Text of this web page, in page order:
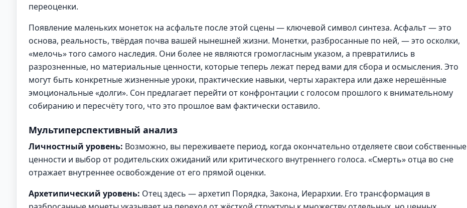
переоценки.
Появление маленьких монеток на асфальте после этой сцены — ключевой символ синтеза. Асфальт — это
основа, реальность, твёрдая почва вашей нынешней жизни. Монетки, разбросанные по ней, — это осколки,
«мелочь» того самого наследия. Они более не являются громогласным указом, а превратились в
разрозненные, но материальные ценности, которые теперь лежат перед вами для сбора и осмысления. Это
могут быть конкретные жизненные уроки, практические навыки, черты характера или даже нерешённые
эмоциональные «долги». Сон предлагает перейти от конфронтации с голосом прошлого к внимательному
собиранию и пересчёту того, что это прошлое вам фактически оставило.
Мультиперспективный анализ
Личностный уровень: Возможно, вы переживаете период, когда окончательно отделяете свои собственные
ценности и выбор от родительских ожиданий или критического внутреннего голоса. «Смерть» отца во сне
отражает внутреннее освобождение от его прямой оценки.
Архетипический уровень: Отец здесь — архетип Порядка, Закона, Иерархии. Его трансформация в